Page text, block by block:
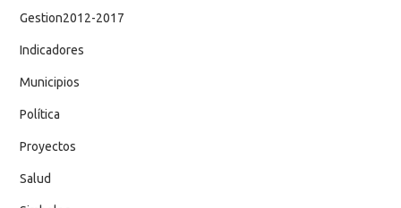
Gestion2012-2017
Indicadores
Municipios
Política
Proyectos
Salud